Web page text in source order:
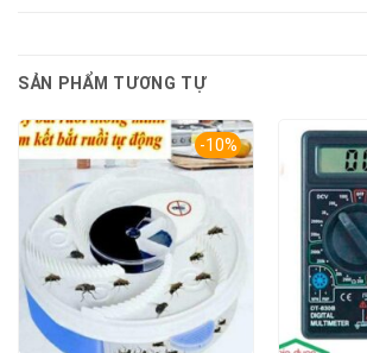
SẢN PHẨM TƯƠNG TỰ
-10%